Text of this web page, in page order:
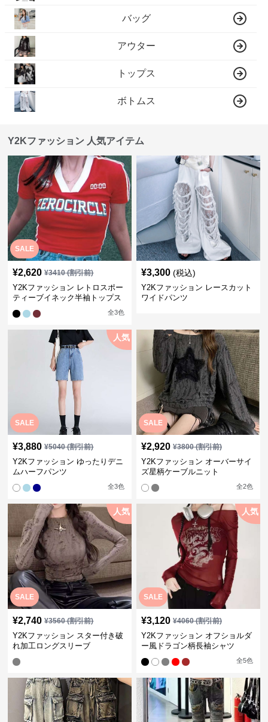
バッグ
アウター
トップス
ボトムス
Y2Kファッション 人気アイテム
SALE
¥2,620 ¥3410(割引前)
Y2Kファッション レトロスポー
ティーブイネック半袖トップス
全3色
¥3,300 (税込)
Y2Kファッション レースカット
ワイドパンツ
SALE
人気
¥3,880 ¥5040(割引前)
Y2Kファッション ゆったりデニ
ムハーフパンツ
全3色
SALE
¥2,920 ¥3800(割引前)
Y2Kファッション オーバーサイ
ズ星柄ケーブルニット
全2色
SALE
人気
¥2,740 ¥3560(割引前)
Y2Kファッション スター付き破
れ加工ロングスリーブ
SALE
人気
¥3,120 ¥4060(割引前)
Y2Kファッション オフショルダ
ー風ドラゴン柄長袖シャツ
全5色